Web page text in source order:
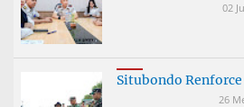
02
Situbondo
26